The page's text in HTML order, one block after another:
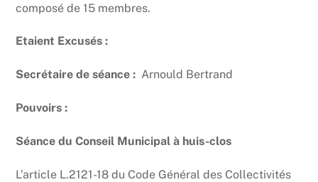
composé de 15 membres.
Etaient Excusés :
Secrétaire de séance : Arnould Bertrand
Pouvoirs :
Séance du Conseil Municipal à huis-clos
L’article L.2121-18 du Code Général des Collectivités